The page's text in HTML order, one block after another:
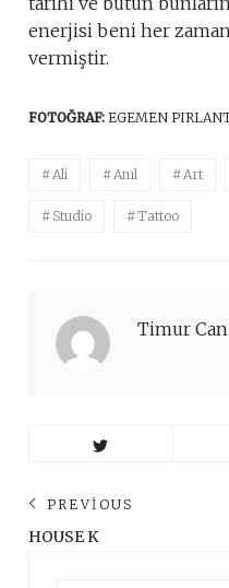
enerjisi beni her
vermiştir.
FOTOĞRAF: EGEMEN
Ali Anıl Art
Studio Tattoo
Timur
Yazı
gezinmesi
PREVIOUS
Previous
HOUSE K